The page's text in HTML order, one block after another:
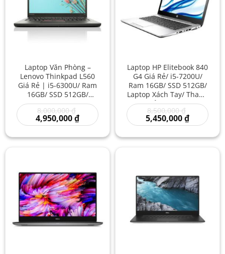
Laptop Văn Phòng –
Lenovo Thinkpad L560
Giá Rẻ | i5-6300U/ Ram
16GB/ SSD 512GB/
Thanh Lý Laptop/
Doanh Nghiệp Giá Rẻ/
Laptop Nhật Core i5
8,000,000₫
gốc
là:
4,950,000₫Giá
hiện
là:
Laptop HP Elitebook 840
G4 Giá Rẻ/ i5-7200U/
Ram 16GB/ SSD 512GB/
Laptop Xách Tay/ Thanh
Lý Giá Rẻ Laptop Dell Cũ
8,500,000₫
gốc
là:
5,450,000₫Giá
hiện
là: